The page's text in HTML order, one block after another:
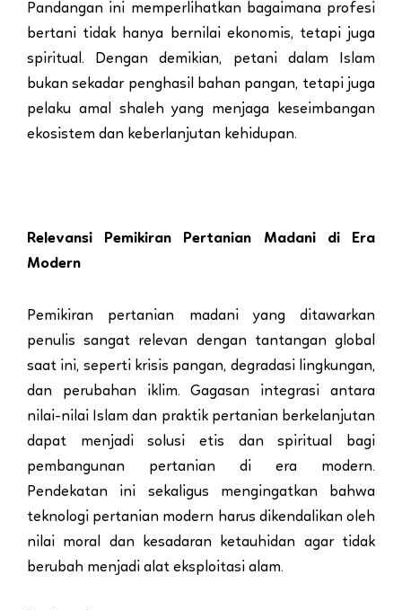
Pandangan ini memperlihatkan bagaimana profesi
bertani tidak hanya bernilai ekonomis, tetapi juga
spiritual. Dengan demikian, petani dalam Islam
bukan sekadar penghasil bahan pangan, tetapi juga
pelaku amal shaleh yang menjaga keseimbangan
ekosistem dan keberlanjutan kehidupan.
Relevansi Pemikiran Pertanian Madani di Era
Modern
Pemikiran pertanian madani yang ditawarkan
penulis sangat relevan dengan tantangan global
saat ini, seperti krisis pangan, degradasi lingkungan,
dan perubahan iklim. Gagasan integrasi antara
nilai-nilai Islam dan praktik pertanian berkelanjutan
dapat menjadi solusi etis dan spiritual bagi
pembangunan pertanian di era modern.
Pendekatan ini sekaligus mengingatkan bahwa
teknologi pertanian modern harus dikendalikan oleh
nilai moral dan kesadaran ketauhidan agar tidak
berubah menjadi alat eksploitasi alam.